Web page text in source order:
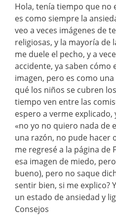
Hola, tenía tiempo que no
es como siempre la
veo a veces imágenes de
religiosas, y la mayoría de
me duele el pecho, y a
accidente, ya saben cómo
imagen, pero es como
qué los niños se cubren
tiempo ven entre las
espero a verme explicado,
«no yo no quiero nada de
una razón, no pude hacer
me regresé a la página de
esa imagen de miedo,
bueno), pero no saque
sentir bien, si me explico?
un estado de ansiedad y
Consejos